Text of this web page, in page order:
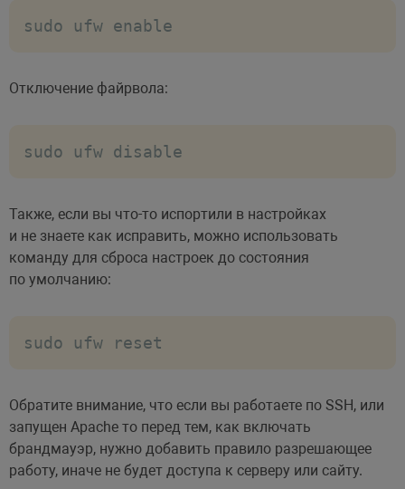
ascii_download_enable=YES
utf8_filesystem=YES
# разрешим пассивный режим
# минимальный порт
pasv_max_port=60000
# максимальный порт
# использовать порт 20 для передачи
connect_from_port_20=YES
sudo ufw enable
Отключение файрвола:
sudo ufw disable
Также, если вы что-то испортили в настройках
и не знаете как исправить, можно использовать
команду для сброса настроек до состояния
по умолчанию:
sudo ufw reset
Обратите внимание, что если вы работаете по SSH, или
запущен Apache то перед тем, как включать
брандмауэр, нужно добавить правило разрешающее
работу, иначе не будет доступа к серверу или сайту.